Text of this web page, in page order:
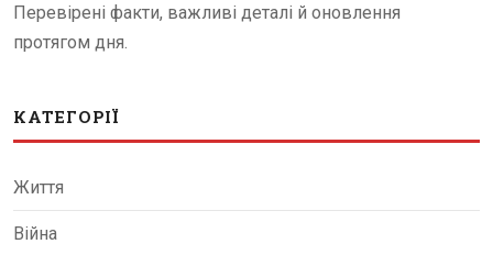
Перевірені факти, важливі деталі й оновлення
протягом дня.
КАТЕГОРІЇ
Життя
Війна